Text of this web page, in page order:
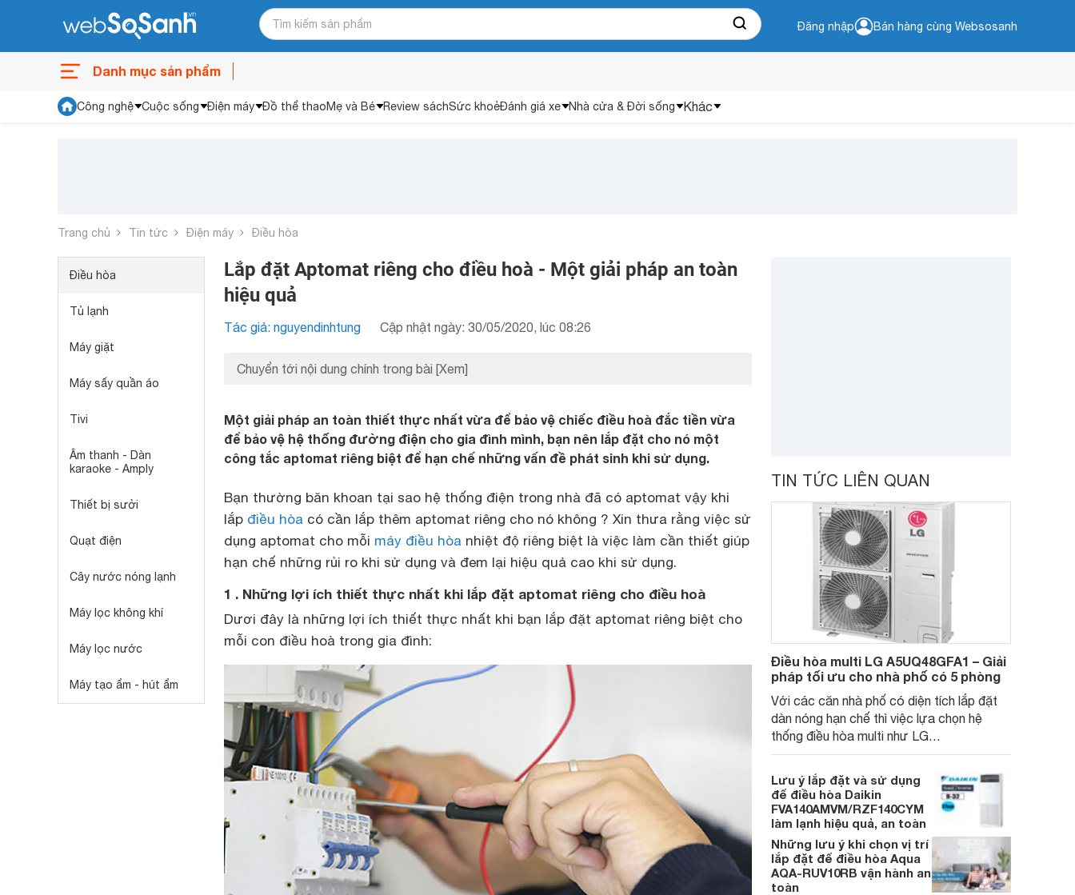
Đăng nhập Bán hàng cùng Websosanh
Danh mục sản phẩm
Công nghệ Cuộc sống Điện máy Đồ thể thaoMẹ và Bé Review sáchSức khoẻĐánh giá xe Nhà cửa & Đời sống Khác
Trang chủ Tin tức Điện máy Điều hòa
Điều hòa
Tủ lạnh
Máy giặt
Máy sấy quần áo
Tivi
Âm thanh - Dàn
karaoke - Amply
Thiết bị sưởi
Quạt điện
Cây nước nóng lạnh
Máy lọc không khí
Máy lọc nước
Máy tạo ẩm - hút ẩm
Lắp đặt Aptomat riêng cho điều hoà - Một giải pháp an toàn
hiệu quả
Tác giả: nguyendinhtung Cập nhật ngày: 30/05/2020, lúc 08:26
Chuyển tới nội dung chính trong bài [Xem]
Một giải pháp an toàn thiết thực nhất vừa để bảo vệ chiếc điều hoà đắc tiền vừa
để bảo vệ hệ thống đường điện cho gia đình mình, bạn nên lắp đặt cho nó một
công tắc aptomat riêng biệt để hạn chế những vấn đề phát sinh khi sử dụng.
Bạn thường băn khoan tại sao hệ thống điện trong nhà đã có aptomat vậy khi
lắp điều hòa có cần lắp thêm aptomat riêng cho nó không ? Xin thưa rằng việc sử
dụng aptomat cho mỗi máy điều hòa nhiệt độ riêng biệt là việc làm cần thiết giúp
hạn chế những rủi ro khi sử dụng và đem lại hiệu quả cao khi sử dụng.
1 . Những lợi ích thiết thực nhất khi lắp đặt aptomat riêng cho điều hoà
Dươi đây là những lợi ích thiết thực nhất khi bạn lắp đặt aptomat riêng biệt cho
mỗi con điều hoà trong gia đình:
TIN TỨC LIÊN QUAN
Điều hòa multi LG A5UQ48GFA1 – Giải
pháp tối ưu cho nhà phố có 5 phòng
Với các căn nhà phố có diện tích lắp đặt
dàn nóng hạn chế thì việc lựa chọn hệ
thống điều hòa multi như LG
A5UQ48GFA1 sẽ là giải pháp tối ưu.
Không chỉ đảm bảo hiệu quả làm mát cho
5 phòng cùng lúc, máy còn tiết kiệm điện
vượt trôi. Chi tiết cùng tìm hiểu trong bài
viết sau đây.
Lưu ý lắp đặt và sử dụng
để điều hòa Daikin
FVA140AMVM/RZF140CYM
làm lạnh hiệu quả, an toàn
Những lưu ý khi chọn vị trí
lắp đặt để điều hòa Aqua
AQA-RUV10RB vận hành an
toàn